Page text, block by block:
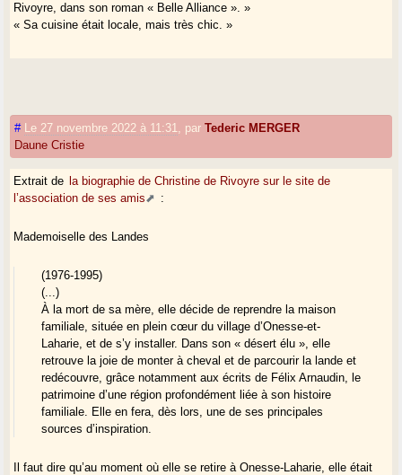
Rivoyre, dans son roman « Belle Alliance ». »
« Sa cuisine était locale, mais très chic. »
# Le 27 novembre 2022 à 11:31 parTederic MERGER
Daune Cristie
Extrait de la biographie de Christine de Rivoyre sur le site de
l’association de ses amis
:
Mademoiselle des Landes
(1976-1995)
(...)
À la mort de sa mère, elle décide de reprendre la maison
familiale, située en plein cœur du village d’Onesse-et-
Laharie, et de s’y installer. Dans son « désert élu », elle
retrouve la joie de monter à cheval et de parcourir la lande et
redécouvre, grâce notamment aux écrits de Félix Arnaudin, le
patrimoine d’une région profondément liée à son histoire
familiale. Elle en fera, dès lors, une de ses principales
sources d’inspiration.
Il faut dire qu’au moment où elle se retire à Onesse-Laharie, elle était